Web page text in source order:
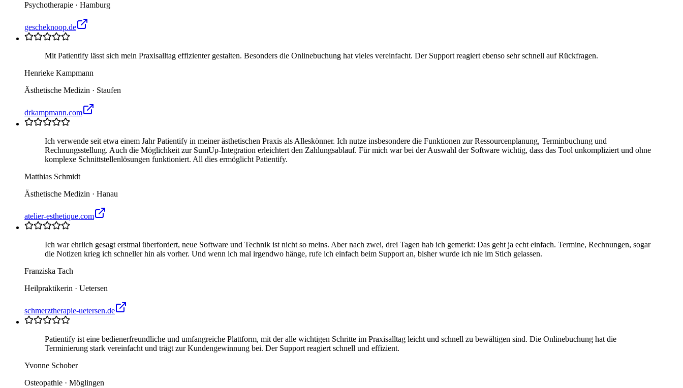
Psychotherapie · Hamburg
gescheknoop.de
Mit Patientify lässt sich mein Praxisalltag effizienter gestalten. Besonders die Onlinebuchung hat vieles vereinfacht. Der Support reagiert ebenso sehr schnell auf Rückfragen.
Henrieke Kampmann
Ästhetische Medizin · Staufen
drkampmann.com
Ich verwende seit etwa einem Jahr Patientify in meiner ästhetischen Praxis als Alleskönner. Ich nutze insbesondere die Funktionen zur Ressourcenplanung, Terminbuchung und
Rechnungsstellung. Auch die Möglichkeit zur SumUp-Integration erleichtert den Zahlungsablauf. Für mich war bei der Auswahl der Software wichtig, dass das Tool unkompliziert und ohne
komplexe Schnittstellenlösungen funktioniert. All dies ermöglicht Patientify.
Matthias Schmidt
Ästhetische Medizin · Hanau
atelier-esthetique.com
Ich war ehrlich gesagt erstmal überfordert, neue Software und Technik ist nicht so meins. Aber nach zwei, drei Tagen hab ich gemerkt: Das geht ja echt einfach. Termine, Rechnungen, sogar
die Notizen krieg ich schneller hin als vorher. Und wenn ich mal irgendwo hänge, rufe ich einfach beim Support an, bisher wurde ich nie im Stich gelassen.
Franziska Tach
Heilpraktikerin · Uetersen
schmerztherapie-uetersen.de
Patientify ist eine bedienerfreundliche und umfangreiche Plattform, mit der alle wichtigen Schritte im Praxisalltag leicht und schnell zu bewältigen sind. Die Onlinebuchung hat die
Terminierung stark vereinfacht und trägt zur Kundengewinnung bei. Der Support reagiert schnell und effizient.
Yvonne Schober
Osteopathie · Möglingen